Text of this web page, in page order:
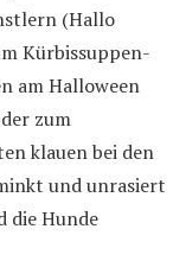
(Hallo
Kürbissuppen-
am Halloween
zum
klauen bei den
und unrasiert
die Hunde